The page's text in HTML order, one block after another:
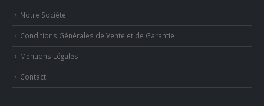
Notre Société
Conditions Générales de Vente et de Garantie
Mentions Légales
Contact